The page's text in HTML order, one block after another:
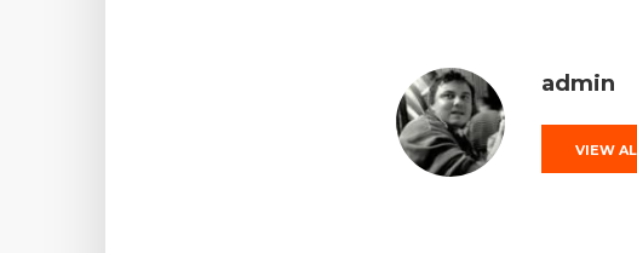
admin
VIEW